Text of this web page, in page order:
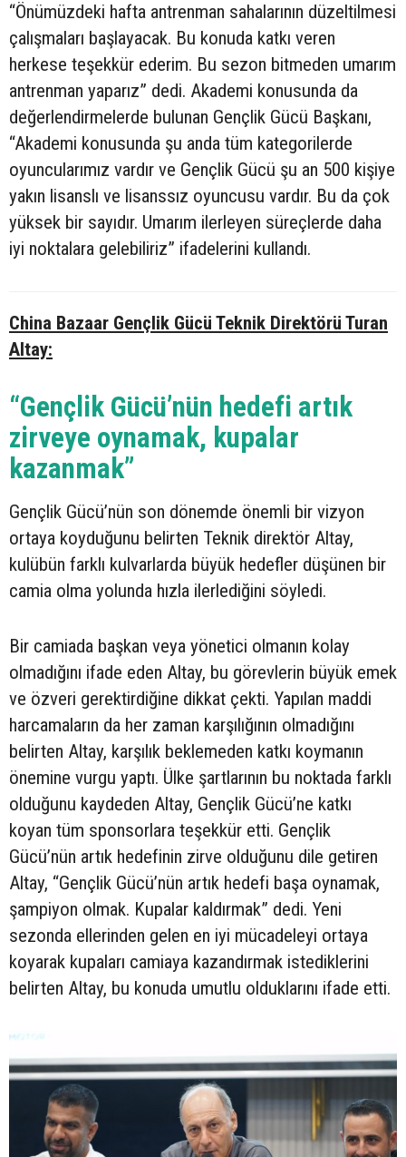
“Önümüzdeki hafta antrenman sahalarının düzeltilmesi
çalışmaları başlayacak. Bu konuda katkı veren
herkese teşekkür ederim. Bu sezon bitmeden umarım
antrenman yaparız” dedi. Akademi konusunda da
değerlendirmelerde bulunan Gençlik Gücü Başkanı,
“Akademi konusunda şu anda tüm kategorilerde
oyuncularımız vardır ve Gençlik Gücü şu an 500 kişiye
yakın lisanslı ve lisanssız oyuncusu vardır. Bu da çok
yüksek bir sayıdır. Umarım ilerleyen süreçlerde daha
iyi noktalara gelebiliriz” ifadelerini kullandı.
China Bazaar Gençlik Gücü Teknik Direktörü Turan
Altay:
“Gençlik Gücü’nün hedefi artık
zirveye oynamak, kupalar
kazanmak”
Gençlik Gücü’nün son dönemde önemli bir vizyon
ortaya koyduğunu belirten Teknik direktör Altay,
kulübün farklı kulvarlarda büyük hedefler düşünen bir
camia olma yolunda hızla ilerlediğini söyledi.
Bir camiada başkan veya yönetici olmanın kolay
olmadığını ifade eden Altay, bu görevlerin büyük emek
ve özveri gerektirdiğine dikkat çekti. Yapılan maddi
harcamaların da her zaman karşılığının olmadığını
belirten Altay, karşılık beklemeden katkı koymanın
önemine vurgu yaptı. Ülke şartlarının bu noktada farklı
olduğunu kaydeden Altay, Gençlik Gücü’ne katkı
koyan tüm sponsorlara teşekkür etti. Gençlik
Gücü’nün artık hedefinin zirve olduğunu dile getiren
Altay, “Gençlik Gücü’nün artık hedefi başa oynamak,
şampiyon olmak. Kupalar kaldırmak” dedi. Yeni
sezonda ellerinden gelen en iyi mücadeleyi ortaya
koyarak kupaları camiaya kazandırmak istediklerini
belirten Altay, bu konuda umutlu olduklarını ifade etti.